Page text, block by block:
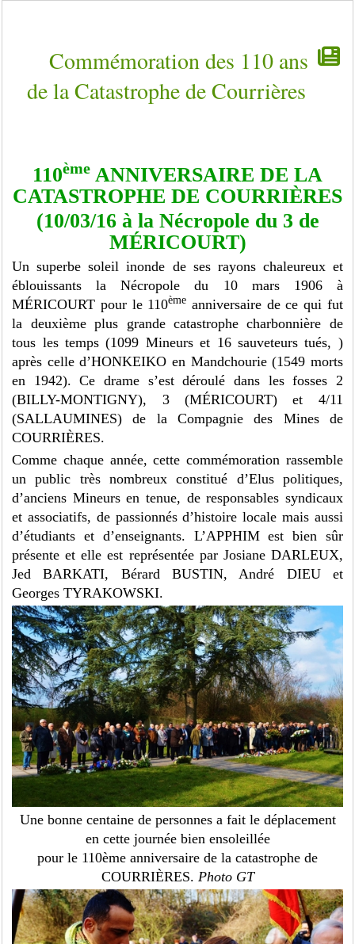
Commémoration des 110 ans
de la Catastrophe de Courrières
110ème ANNIVERSAIRE DE LA
CATASTROPHE DE COURRIÈRES
(10/03/16 à la Nécropole du 3 de
MÉRICOURT)
Un superbe soleil inonde de ses rayons chaleureux et
éblouissants la Nécropole du 10 mars 1906 à
MÉRICOURT pour le 110ème anniversaire de ce qui fut
la deuxième plus grande catastrophe charbonnière de
tous les temps (1099 Mineurs et 16 sauveteurs tués, )
après celle d’HONKEIKO en Mandchourie (1549 morts
en 1942). Ce drame s’est déroulé dans les fosses 2
(BILLY-MONTIGNY), 3 (MÉRICOURT) et 4/11
(SALLAUMINES) de la Compagnie des Mines de
COURRIÈRES.
Comme chaque année, cette commémoration rassemble
un public très nombreux constitué d’Elus politiques,
d’anciens Mineurs en tenue, de responsables syndicaux
et associatifs, de passionnés d’histoire locale mais aussi
d’étudiants et d’enseignants. L’APPHIM est bien sûr
présente et elle est représentée par Josiane DARLEUX,
Jed BARKATI, Bérard BUSTIN, André DIEU et
Georges TYRAKOWSKI.
Une bonne centaine de personnes a fait le déplacement
en cette journée bien ensoleillée
pour le 110ème anniversaire de la catastrophe de
COURRIÈRES. Photo GT